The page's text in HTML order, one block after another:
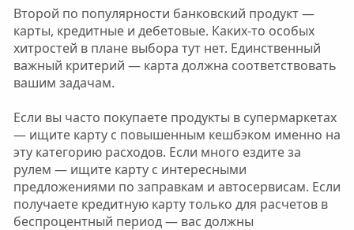
Второй по популярности банковский продукт —
карты, кредитные и дебетовые. Каких-то особых
хитростей в плане выбора тут нет. Единственный
важный критерий — карта должна соответствовать
вашим задачам.
Если вы часто покупаете продукты в супермаркетах
— ищите карту с повышенным кешбэком именно на
эту категорию расходов. Если много ездите за
рулем — ищите карту с интересными
предложениями по заправкам и автосервисам. Если
получаете кредитную карту только для расчетов в
беспроцентный период — вас должны